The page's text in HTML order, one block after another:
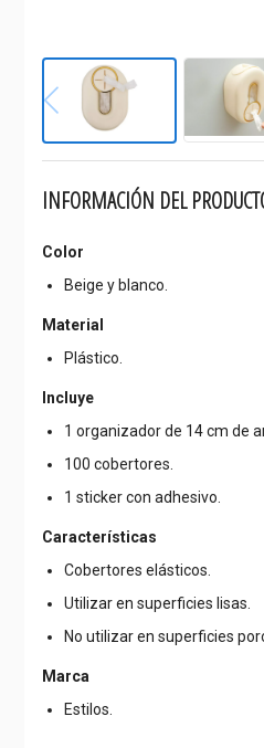
INFORMACIÓN DEL
Color
Beige y blanco.
Material
Plástico.
Incluye
1 organizador de 14 cm de
100 cobertores.
1 sticker con adhesivo.
Características
Cobertores elásticos.
Utilizar en superficies lisas.
No utilizar en superficies
Marca
Estilos.